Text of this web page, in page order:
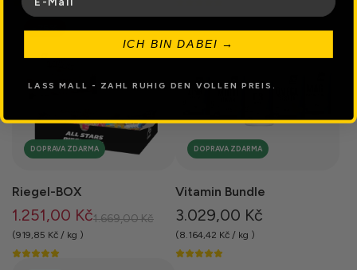
n
c
n
n
c
n
-25%
DOPRAVA ZDARMA
Riegel-BOX
B
1.669,00 Kč
1.251,00 Kč
(919,85 Kč / kg )
DOPRAVA ZDARMA
Vitamin Bundle
3.029,00 Kč
(8.164,42 Kč / kg )
ICH BIN DABEI →
LASS MALL - ZAHL RUHIG DEN VOLLEN PREIS.